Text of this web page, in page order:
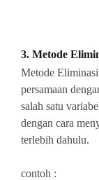
3. Metode
Metode Eliminasi
persamaan
salah satu
dengan cara
terlebih dahulu.
contoh :